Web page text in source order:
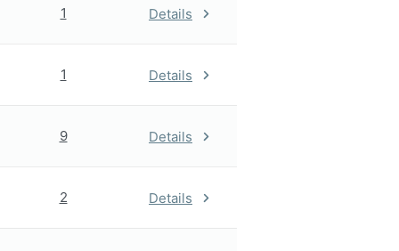
1 Details
1 Details
9 Details
2 Details